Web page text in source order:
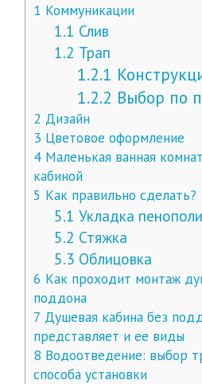
1 Коммуникации
1.1 Слив
1.2 Трап
1.2.1
1.2.2 Выбор по
2 Дизайн
3 Цветовое оформление
4Маленькая ванная
кабиной
5 Как правильно сделать?
5.1 Укладка
5.2 Стяжка
5.3 Облицовка
6 Как проходит монтаж
поддона
7 Душевая кабина без
представляет и ее виды
8 Водоотведение: выбор
способа установки